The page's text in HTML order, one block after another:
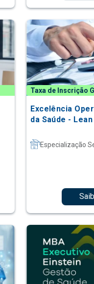
Taxa de Inscrição
Excelência
da Saúde -
Especialização